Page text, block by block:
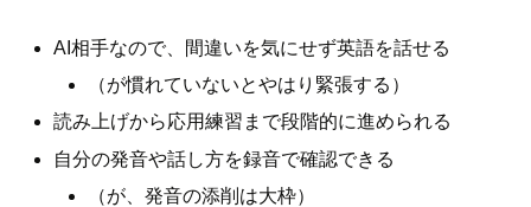
AI相手なので、間違いを気にせず英語を話せる
（が慣れていないとやはり緊張する）
読み上げから応用練習まで段階的に進められる
自分の発音や話し方を録音で確認できる
（が、発音の添削は大枠）